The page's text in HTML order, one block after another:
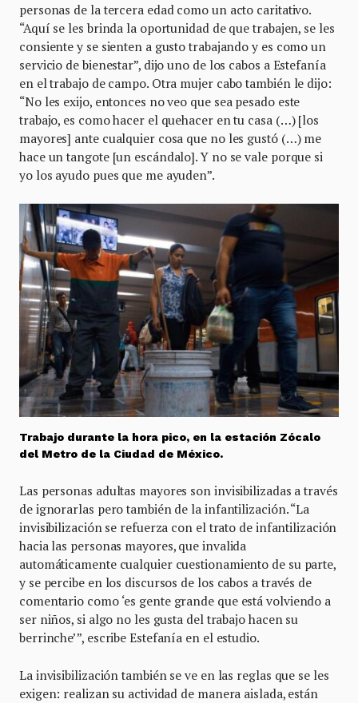
personas de la tercera edad como un acto caritativo.
“Aquí se les brinda la oportunidad de que trabajen, se les
consiente y se sienten a gusto trabajando y es como un
servicio de bienestar”, dijo uno de los cabos a Estefanía
en el trabajo de campo. Otra mujer cabo también le dijo:
“No les exijo, entonces no veo que sea pesado este
trabajo, es como hacer el quehacer en tu casa (…) [los
mayores] ante cualquier cosa que no les gustó (…) me
hace un tangote [un escándalo]. Y no se vale porque si
yo los ayudo pues que me ayuden”.
Trabajo durante la hora pico, en la estación Zócalo
del Metro de la Ciudad de México.
Las personas adultas mayores son invisibilizadas a través
de ignorarlas pero también de la infantilización. “La
invisibilización se refuerza con el trato de infantilización
hacia las personas mayores, que invalida
automáticamente cualquier cuestionamiento de su parte,
y se percibe en los discursos de los cabos a través de
comentario como ‘es gente grande que está volviendo a
ser niños, si algo no les gusta del trabajo hacen su
berrinche’”, escribe Estefanía en el estudio.
La invisibilización también se ve en las reglas que se les
exigen: realizan su actividad de manera aislada, están